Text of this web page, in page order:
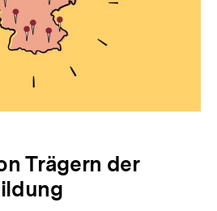
Trägern der